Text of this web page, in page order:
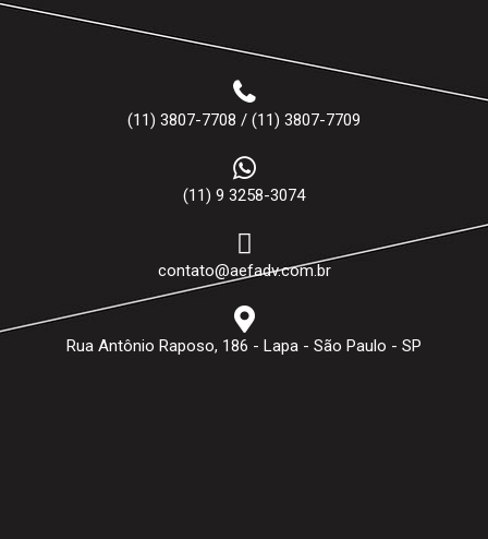
(11) 3807-7708 / (11) 3807-7709
(11) 9 3258-3074
contato@aefadv.com.br
Rua Antônio Raposo, 186 - Lapa - São Paulo - SP